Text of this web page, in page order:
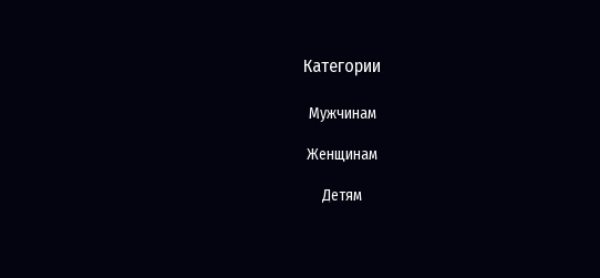
Категории
Мужчинам
Женщинам
Детям